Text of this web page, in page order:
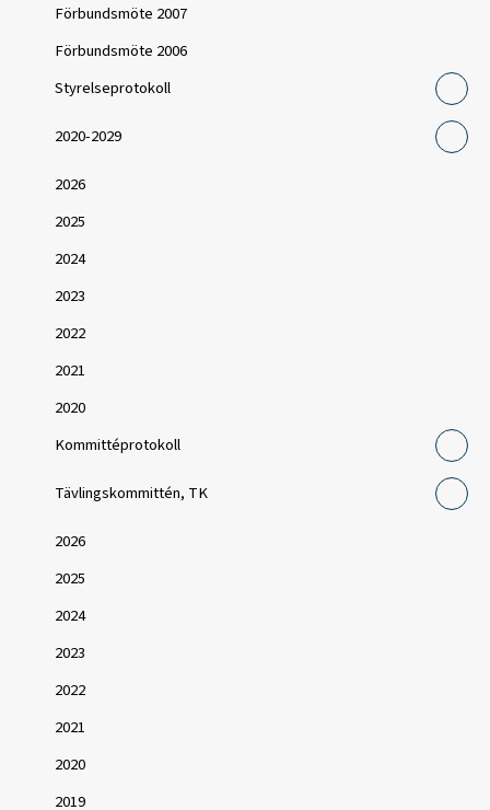
Förbundsmöte 2007
Förbundsmöte 2006
Styrelseprotokoll
2020-2029
2026
2025
2024
2023
2022
2021
2020
Kommittéprotokoll
Tävlingskommittén, TK
2026
2025
2024
2023
2022
2021
2020
2019